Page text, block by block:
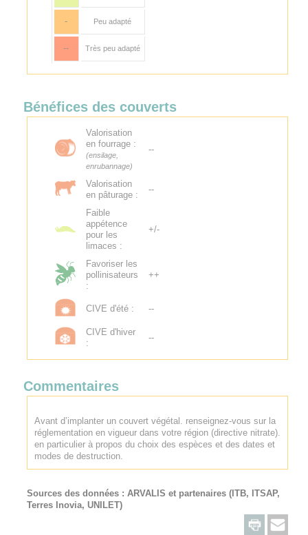
- Peu adapté
-- Très peu adapté
Bénéfices des couverts
Valorisation
en fourrage :
(ensilage,
enrubannage)
--
Valorisation
en pâturage :
--
Faible
appétence
pour les
limaces :
+/-
Favoriser les
pollinisateurs
:
++
CIVE d'été : --
CIVE d'hiver
:
--
Commentaires
Avant d’implanter un couvert végétal. renseignez-vous sur la
réglementation en vigueur dans votre région (directive nitrate).
en particulier à propos du choix des espèces et des dates et
modes de destruction.
Sources des données : ARVALIS et partenaires (ITB, ITSAP,
Terres Inovia, UNILET)